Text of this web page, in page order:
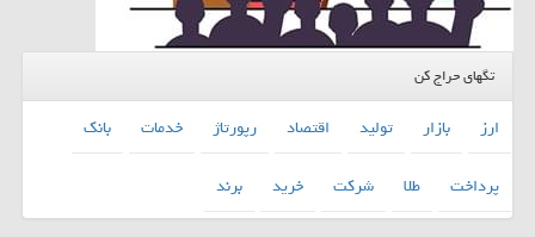
تگهای حراج کن
ارز بازار تولید اقتصاد رپورتاژ خدمات
بانك
پرداخت
طلا شركت خرید برند